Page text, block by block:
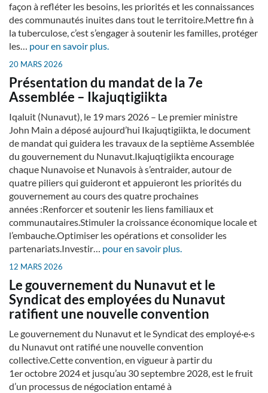
façon à refléter les besoins, les priorités et les connaissances
des communautés inuites dans tout le territoire.Mettre fin à
la tuberculose, c’est s’engager à soutenir les familles, protéger
les… pour en savoir plus.
20 MARS 2026
Présentation du mandat de la 7e
Assemblée – Ikajuqtigiikta
Iqaluit (Nunavut), le 19 mars 2026 – Le premier ministre
John Main a déposé aujourd’hui Ikajuqtigiikta, le document
de mandat qui guidera les travaux de la septième Assemblée
du gouvernement du Nunavut.Ikajuqtigiikta encourage
chaque Nunavoise et Nunavois à s’entraider, autour de
quatre piliers qui guideront et appuieront les priorités du
gouvernement au cours des quatre prochaines
années :Renforcer et soutenir les liens familiaux et
communautaires.Stimuler la croissance économique locale et
l’embauche.Optimiser les opérations et consolider les
partenariats.Investir… pour en savoir plus.
12 MARS 2026
Le gouvernement du Nunavut et le
Syndicat des employées du Nunavut
ratifient une nouvelle convention
Le gouvernement du Nunavut et le Syndicat des employé·e·s
du Nunavut ont ratifié une nouvelle convention
collective.Cette convention, en vigueur à partir du
1er octobre 2024 et jusqu’au 30 septembre 2028, est le fruit
d’un processus de négociation entamé à